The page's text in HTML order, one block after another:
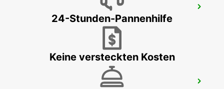
NEWCASTLE - SOUTH AFRICA
24-Stunden-Pannenhilfe
Keine versteckten Kosten